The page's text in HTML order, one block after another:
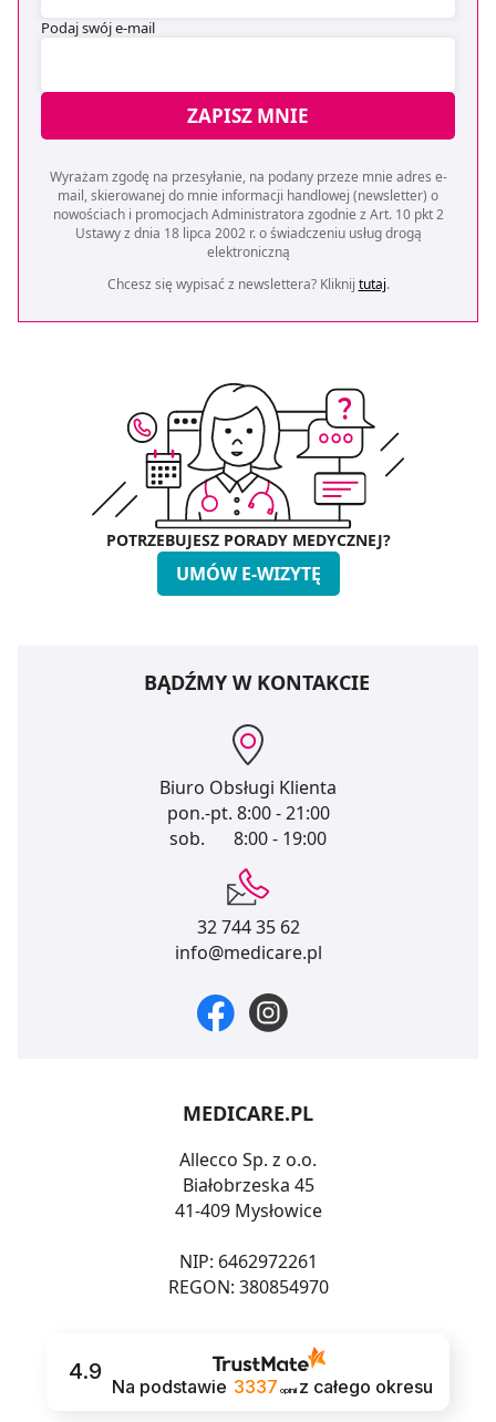
Podaj swój e-mail
ZAPISZ MNIE
Wyrażam zgodę na przesyłanie, na podany przeze mnie adres e-
mail, skierowanej do mnie informacji handlowej (newsletter) o
nowościach i promocjach Administratora zgodnie z Art. 10 pkt 2
Ustawy z dnia 18 lipca 2002 r. o świadczeniu usług drogą
elektroniczną
Chcesz się wypisać z newslettera? Kliknij tutaj.
POTRZEBUJESZ PORADY MEDYCZNEJ?
UMÓW E-WIZYTĘ
BĄDŹMY W KONTAKCIE
Biuro Obsługi Klienta
pon.-pt. 8:00 - 21:00
sob.
8:00 - 19:00
32 744 35 62
info@medicare.pl
MEDICARE.PL
Allecco Sp. z o.o.
Białobrzeska 45
41-409 Mysłowice
NIP: 6462972261
REGON: 380854970
4.9
Na podstawie 3337 opinii z całego okresu